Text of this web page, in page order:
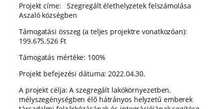
Projekt címe: Szegregált élethelyzetek felszámolása
Aszaló községben
Támogatási összeg (a teljes projektre vonatkozóan):
199.675.526 Ft
Támogatás mértéke: 100%
Projekt befejezési dátuma: 2022.04.30.
A projekt célja: A szegregált lakókörnyezetben,
mélyszegénységben élő hátrányos helyzetű emberek